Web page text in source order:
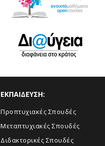
ΕΚΠΑΙΔΕΥΣΗ:
Προπτυχιακές Σπουδές
Μεταπτυχιακές Σπουδές
Διδακτορικές Σπουδές